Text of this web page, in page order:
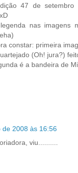
47 de setembro
nas imagens
constar: primeira
(Oh! jura?)
é a bandeira de
de 2008 às 16:56
viu..........